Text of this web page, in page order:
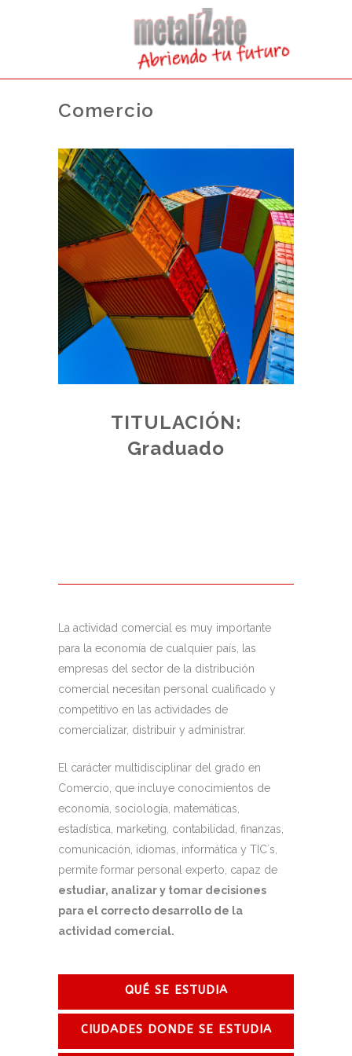
Comercio
TITULACIÓN:
Graduado
La actividad comercial es muy importante
para la economía de cualquier país, las
empresas del sector de la distribución
comercial necesitan personal cualificado y
competitivo en las actividades de
comercializar, distribuir y administrar.
El carácter multidisciplinar del grado en
Comercio, que incluye conocimientos de
economía, sociología, matemáticas,
estadística, marketing, contabilidad, finanzas,
comunicación, idiomas, informática y TIC´s,
permite formar personal experto, capaz de
estudiar, analizar y tomar decisiones
para el correcto desarrollo de la
actividad comercial.
QUÉ SE ESTUDIA
CIUDADES DONDE SE ESTUDIA